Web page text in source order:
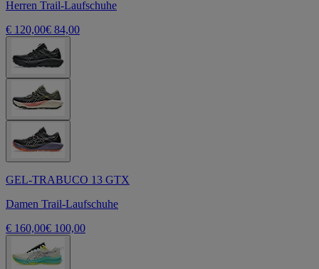
Herren Trail-Laufschuhe
€ 120,00€ 84,00
GEL-TRABUCO 13 GTX
Damen Trail-Laufschuhe
€ 160,00€ 100,00